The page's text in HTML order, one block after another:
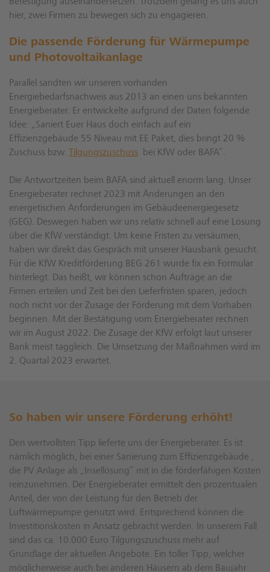
Befestigung auseinandersetzen. Trotzdem gelang es uns auch
hier, zwei Firmen zu bewegen sich zu engagieren.
Die passende Förderung für Wärmepumpe
und Photovoltaikanlage
Parallel sandten wir unseren vorhanden
Energiebedarfsnachweis aus 2013 an einen uns bekannten
Energieberater. Er entwickelte aufgrund der Daten folgende
Idee: „Saniert Euer Haus doch einfach auf ein
Effizienzgebäude 55 Niveau mit EE Paket, dies bringt 20 %
Zuschuss bzw. Tilgungszuschuss bei KfW oder BAFA“.
Die Antwortzeiten beim BAFA sind aktuell enorm lang. Unser
Energieberater rechnet 2023 mit Änderungen an den
energetischen Anforderungen im Gebäudeenergiegesetz
(GEG). Deswegen haben wir uns relativ schnell auf eine Lösung
über die KfW verständigt. Um keine Fristen zu versäumen,
haben wir direkt das Gespräch mit unserer Hausbank gesucht.
Für die KfW Kreditförderung BEG 261 wurde fix ein Formular
hinterlegt. Das heißt, wir können schon Aufträge an die
Firmen erteilen und Zeit bei den Lieferfristen sparen, jedoch
noch nicht vor der Zusage der Förderung mit dem Vorhaben
beginnen. Mit der Bestätigung vom Energieberater rechnen
wir im August 2022. Die Zusage der KfW erfolgt laut unserer
Bank meist taggleich. Die Umsetzung der Maßnahmen wird im
2. Quartal 2023 erwartet.
So haben wir unsere Förderung erhöht!
Den wertvollsten Tipp lieferte uns der Energieberater. Es ist
nämlich möglich, bei einer Sanierung zum Effizienzgebäude ,
die PV Anlage als „Insellösung“ mit in die förderfähigen Kosten
reinzunehmen. Der Energieberater ermittelt den prozentualen
Anteil, der von der Leistung für den Betrieb der
Luftwärmepumpe genutzt wird. Entsprechend können die
Investitionskosten in Ansatz gebracht werden. In unserem Fall
sind das ca. 10.000 Euro Tilgungszuschuss mehr auf
Grundlage der aktuellen Angebote. Ein toller Tipp, welcher
möglicherweise auch bei anderen Häusern ab dem Baujahr